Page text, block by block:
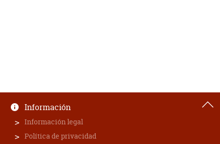
Información
Información legal
Política de privacidad